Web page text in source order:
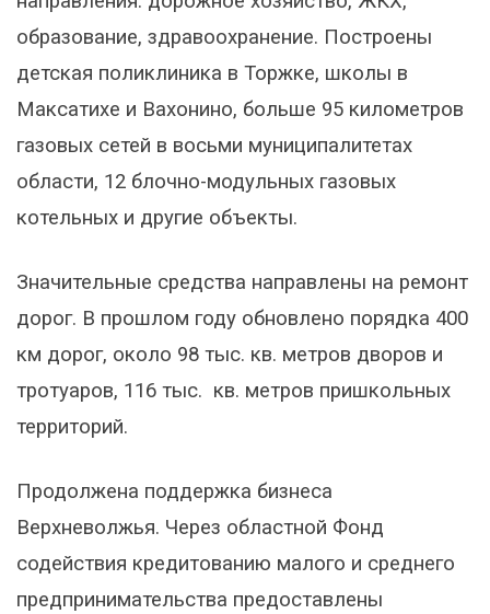
образование, здравоохранение. Построены
детская поликлиника в Торжке, школы в
Максатихе и Вахонино, больше 95 километров
газовых сетей в восьми муниципалитетах
области, 12 блочно-модульных газовых
котельных и другие объекты.
Значительные средства направлены на ремонт
дорог. В прошлом году обновлено порядка 400
км дорог, около 98 тыс. кв. метров дворов и
тротуаров, 116 тыс. кв. метров пришкольных
территорий.
Продолжена поддержка бизнеса
Верхневолжья. Через областной Фонд
содействия кредитованию малого и среднего
предпринимательства предоставлены